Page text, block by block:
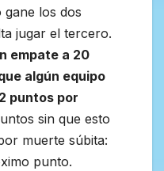
gane los dos
jugar el tercero.
empate a 20
algún equipo
puntos por
sin que esto
muerte súbita:
punto.